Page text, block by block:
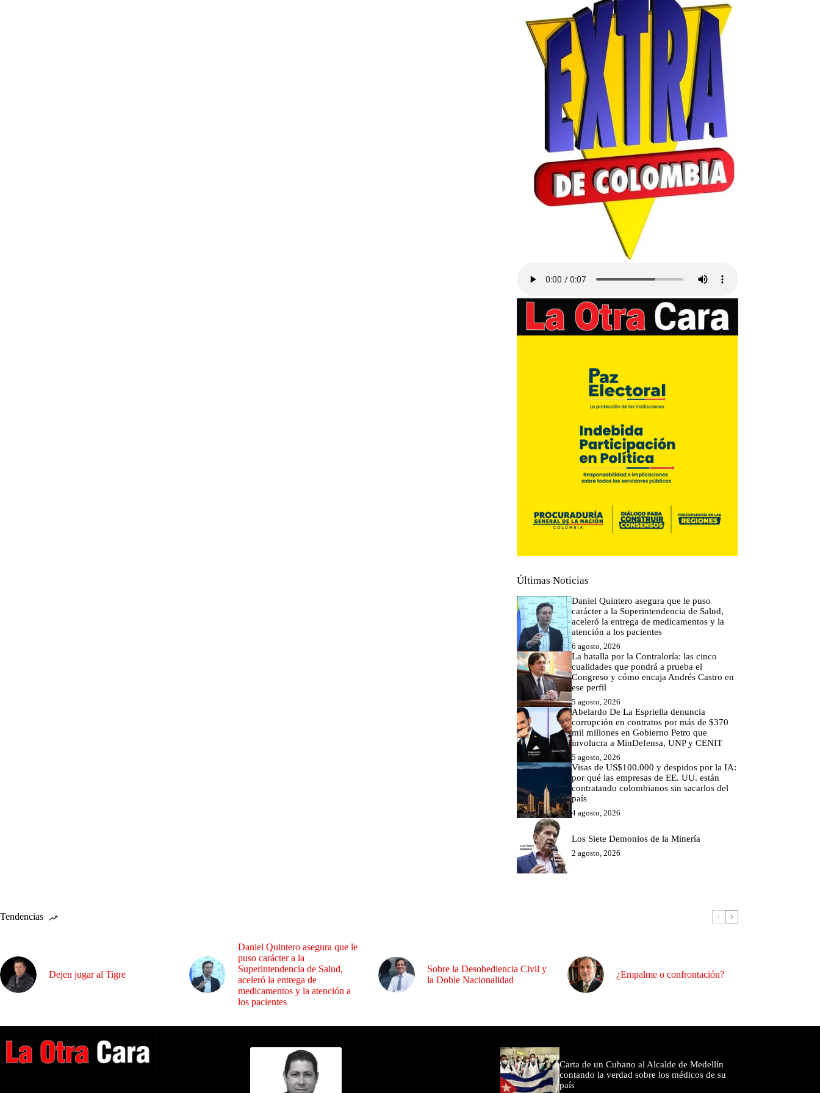
Últimas Noticias
Daniel Quintero asegura que le puso
carácter a la Superintendencia de Salud,
aceleró la entrega de medicamentos y la
atención a los pacientes
6 agosto, 2026
La batalla por la Contraloría: las cinco
cualidades que pondrá a prueba el
Congreso y cómo encaja Andrés Castro en
ese perfil
5 agosto, 2026
Abelardo De La Espriella denuncia
corrupción en contratos por más de $370
mil millones en Gobierno Petro que
involucra a MinDefensa, UNP y CENIT
5 agosto, 2026
Visas de US$100.000 y despidos por la IA:
por qué las empresas de EE. UU. están
contratando colombianos sin sacarlos del
país
4 agosto, 2026
Los Siete Demonios de la Minería
2 agosto, 2026
Tendencias
Dejen jugar al Tigre
Daniel Quintero asegura que le
puso carácter a la
Superintendencia de Salud,
aceleró la entrega de
medicamentos y la atención a
los pacientes
Sobre la Desobediencia Civil y
la Doble Nacionalidad
¿Empalme o confrontación?
Carta de un Cubano al Alcalde de Medellín
contando la verdad sobre los médicos de su
país